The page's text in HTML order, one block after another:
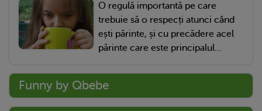
O regulă importantă pe care
trebuie să o respecți atunci când
ești părinte, și cu precădere acel
părinte care este principalul...
Funny by Qbebe